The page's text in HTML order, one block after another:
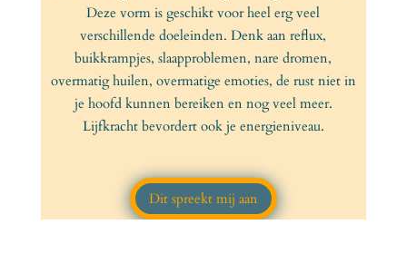
Deze vorm is geschikt voor heel erg veel
verschillende doeleinden. Denk aan reflux,
buikkrampjes, slaapproblemen, nare dromen,
overmatig huilen, overmatige emoties, de rust niet in
je hoofd kunnen bereiken en nog veel meer.
Lijfkracht bevordert ook je energieniveau.
Dit spreekt mij aan